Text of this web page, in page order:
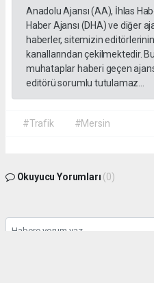
Anadolu Ajansı (AA), İhlas
Haber Ajansı (DHA) ve diğer
haberler, sitemizin
kanallarından çekilmektedir.
muhataplar haberi geçen
editörü sorumlu tutulamaz...
#Trafik #Mersin
Okuyucu Yorumları (0)